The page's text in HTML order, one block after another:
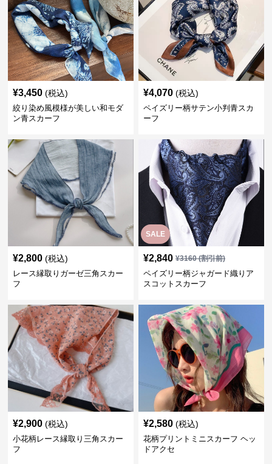
¥3,450 (税込)
絞り染め風模様が美しい和モダ
ン青スカーフ
¥4,070 (税込)
ペイズリー柄サテン小判青スカ
ーフ
¥2,800 (税込)
レース縁取りガーゼ三角スカー
フ
SALE
¥2,840 ¥3160(割引前)
ペイズリー柄ジャガード織りア
スコットスカーフ
¥2,900 (税込)
小花柄レース縁取り三角スカー
フ
¥2,580 (税込)
花柄プリントミニスカーフ ヘッ
ドアクセ